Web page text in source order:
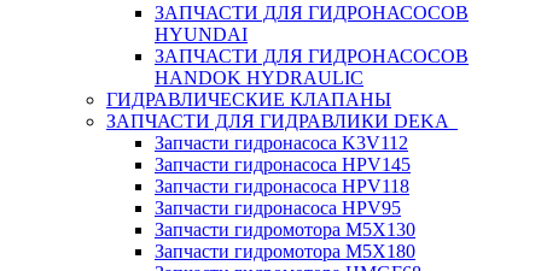
ЗАПЧАСТИ ДЛЯ ГИДРОНАСОСОВ
HYUNDAI
ЗАПЧАСТИ ДЛЯ ГИДРОНАСОСОВ
HANDOK HYDRAULIC
ГИДРАВЛИЧЕСКИЕ КЛАПАНЫ
ЗАПЧАСТИ ДЛЯ ГИДРАВЛИКИ DEKA
Запчасти гидронасоса K3V112
Запчасти гидронасоса HPV145
Запчасти гидронасоса HPV118
Запчасти гидронасоса HPV95
Запчасти гидромотора M5X130
Запчасти гидромотора M5X180